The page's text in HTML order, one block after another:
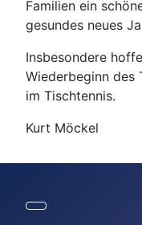
Familien ein
gesundes neues
Insbesondere
Wiederbeginn des
im Tischtennis.
Kurt Möckel